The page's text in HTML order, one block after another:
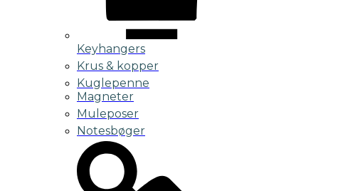
Keyhangers
Krus & kopper
Kuglepenne
Magneter
Muleposer
Notesbøger